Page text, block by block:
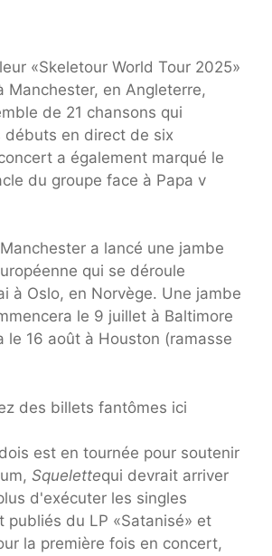
«Skeletour World Tour 2025»
Manchester, en Angleterre,
de 21 chansons qui
débuts en direct de six
a également marqué le
du groupe face à Papa v
a lancé une jambe
qui se déroule
à Oslo, en Norvège. Une jambe
le 9 juillet à Baltimore
le 16 août à Houston (ramasse
des billets fantômes ici
est en tournée pour soutenir
Squelettequi devrait arriver
d'exécuter les singles
publiés du LP «Satanisé» et
la première fois en concert,